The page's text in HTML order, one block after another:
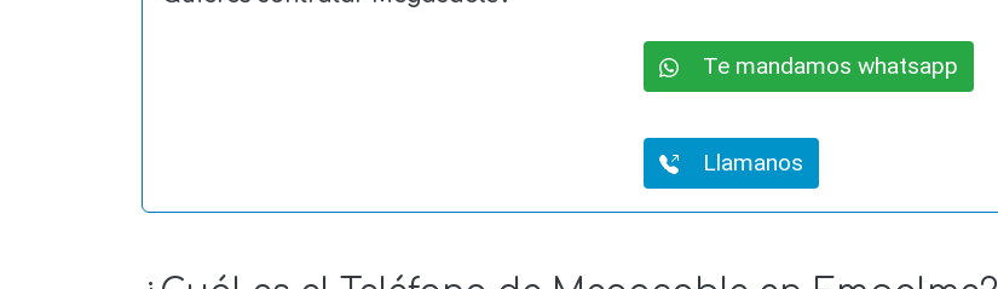
Te mandamos whatsapp
Llamanos